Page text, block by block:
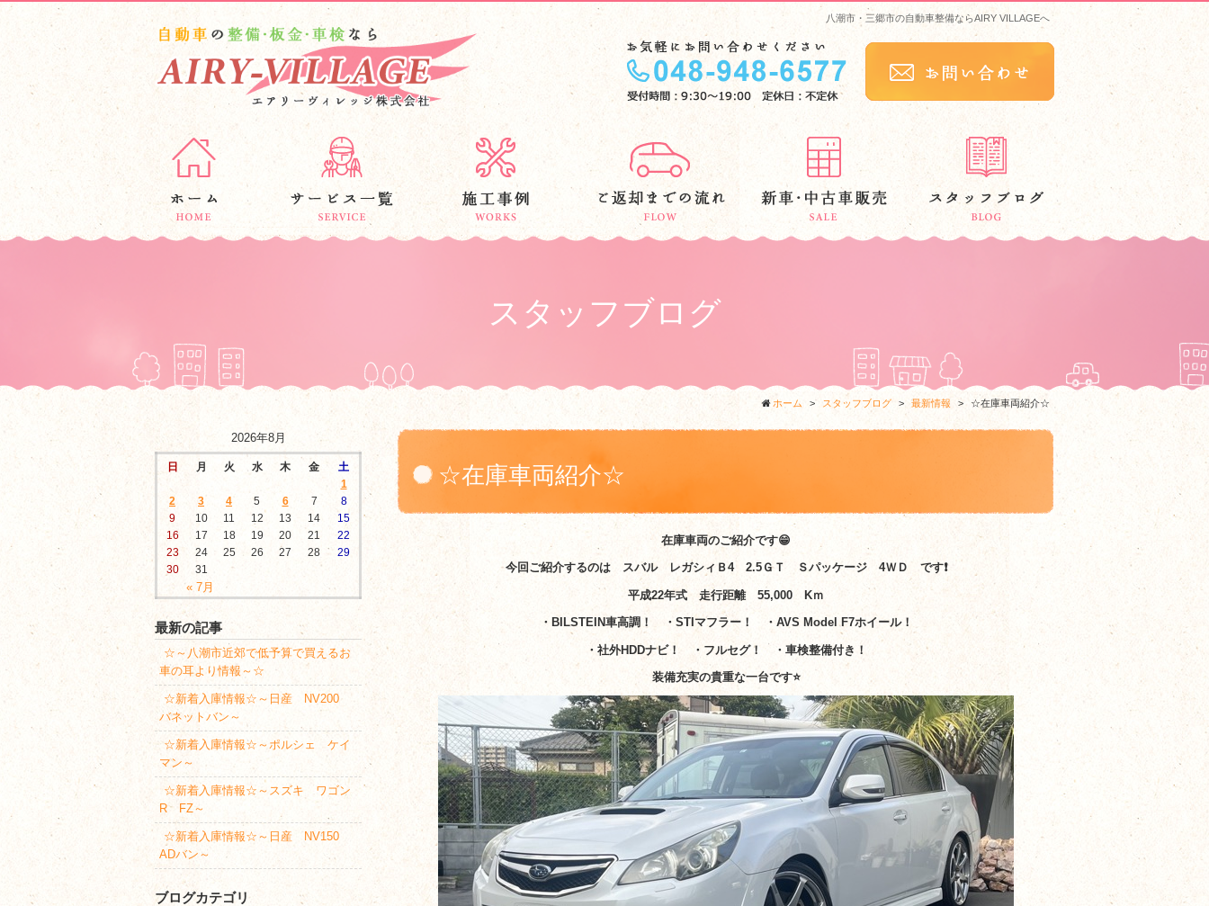
八潮市・三郷市の自動車整備ならAIRY VILLAGEへ
スタッフブログ
ホーム > スタッフブログ > 最新情報 > ☆在庫車両紹介☆
☆在庫車両紹介☆
在庫車両のご紹介です😁
今回ご紹介するのは スバル レガシィＢ4 2.5ＧＴ Ｓパッケージ 4ＷＤ です❗
平成22年式 走行距離 55,000 Kｍ
・BILSTEIN車高調！ ・STIマフラー！ ・AVS Model F7ホイール！
・社外HDDナビ！ ・フルセグ！ ・車検整備付き！
装備充実の貴重な一台です⭐
2026年8月
日 月 火 水 木 金 土
« 7月
1
2
3 4 5 6 7
8
9
10 11 12 13 14
15
16
17 18 19 20 21
22
23
24 25 26 27 28
29
30
31
最新の記事
☆～八潮市近郊で低予算で買えるお
車の耳より情報～☆
☆新着入庫情報☆～日産 NV200
バネットバン～
☆新着入庫情報☆～ポルシェ ケイ
マン～
☆新着入庫情報☆～スズキ ワゴン
R FZ～
☆新着入庫情報☆～日産 NV150
ADバン～
ブログカテゴリ